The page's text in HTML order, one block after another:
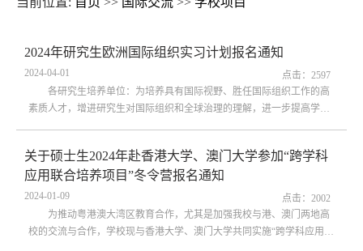
2024年研究生欧洲国际组织实习计划报名通知
2024-04-01 点击： 2597
各研究生培养单位：为培养具有国际视野、胜任国际组织工作的高
素质人才，增进研究生对国际组织和全球治理的理解，进一步提高学校
和参与国际组织工作。学生通过选拔进入法国巴黎国际组织人才发展学
会实习，积累跨文化交流经验，提升全球胜任力。顺利完成实习者可获
得国际组织-国际组织人才发展学...
关于硕士生2024年赴香港大学、澳门大学参加“跨学科
应用联合培养项目”冬令营报名通知
2024-01-09 点击： 2002
为推动粤港澳大湾区教育合作，尤其是加强我校与港、澳门两地高
校的交流与合作，学校现与香港大学、澳门大学共同实施“跨学科应用联